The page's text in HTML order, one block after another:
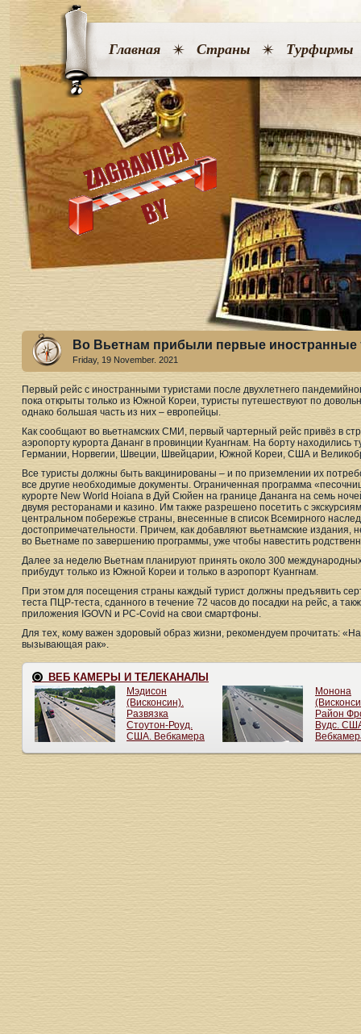
Главная Страны Турфирмы
Во Вьетнам прибыли первые иностранные
Friday, 19 November. 2021
Первый рейс с иностранными туристами после двухлетнего
пока открыты только из Южной Кореи, туристы путешествуют по
однако большая часть из них – европейцы.
Как сообщают во вьетнамских СМИ, первый чартерный рейс привёз в
аэропорту курорта Дананг в провинции Куангнам. На борту
Германии, Норвегии, Швеции, Швейцарии, Южной Кореи, США и
Все туристы должны быть вакцинированы – и по приземлении их
все другие необходимые документы. Ограниченная программа
курорте New World Hoiana в Дуй Сюйен на границе Дананга на семь
двумя ресторанами и казино. Им также разрешено посетить с
центральном побережье страны, внесенные в список Всемирного
достопримечательности. Причем, как добавляют вьетнамские издания,
во Вьетнаме по завершению программы, уже чтобы навестить
Далее за неделю Вьетнам планируют принять около 300
прибудут только из Южной Кореи и только в аэропорт Куангнам.
При этом для посещения страны каждый турист должны предъявить
теста ПЦР-теста, сданного в течение 72 часов до посадки на рейс, а
приложения IGOVN и PC-Covid на свои смартфоны.
Для тех, кому важен здоровый образ жизни, рекомендуем прочитать:
вызывающая рак».